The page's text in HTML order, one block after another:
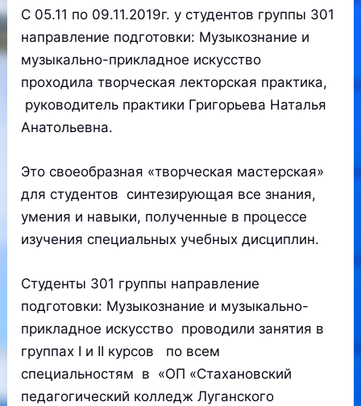
С 05.11 по 09.11.2019г. у студентов группы 301
направление подготовки: Музыкознание и
музыкально-прикладное искусство
проходила творческая лекторская практика,
руководитель практики Григорьева Наталья
Анатольевна.
Это своеобразная «творческая мастерская»
для студентов синтезирующая все знания,
умения и навыки, полученные в процессе
изучения специальных учебных дисциплин.
Студенты 301 группы направление
подготовки: Музыкознание и музыкально-
прикладное искусство проводили занятия в
группах I и II курсов по всем
специальностям в «ОП «Стахановский
педагогический колледж Луганского